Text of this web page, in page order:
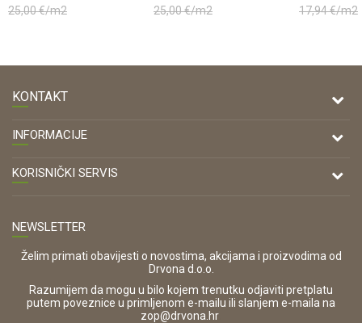
18,476m2
25,00€/m2
25,00€/m2
17,94€/m2
KONTAKT
DRVONA D.O.O.
Antuna Mihanovića 7,
47000 Karlovac
OIB:
42821181683
16280
INFORMACIJE
O nama
KORISNIČKI SERVIS
Zaštita privatnosti i osobnih podataka
Korištenje kolačića
Pravo na odustajanje i jednostrani raskid ugovora
Reklamacije
NEWSLETTER
Želim primati obavijesti o novostima, akcijama i proizvodima od
Drvona d.o.o.
Razumijem da mogu u bilo kojem trenutku odjaviti pretplatu
putem poveznice u primljenom e-mailu ili slanjem e-maila na
zop@drvona.hr